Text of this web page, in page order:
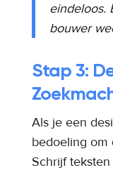
eindeloos.
bouwer
Stap 3:
Als je een
bedoeling om
Schrijf